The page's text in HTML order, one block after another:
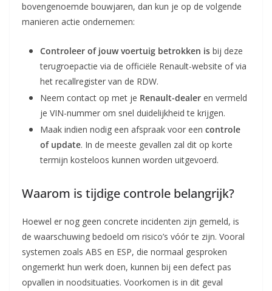
bovengenoemde bouwjaren, dan kun je op de volgende
manieren actie ondernemen:
Controleer of jouw voertuig betrokken is bij deze
terugroepactie via de officiële Renault-website of via
het recallregister van de RDW.
Neem contact op met je Renault-dealer en vermeld
je VIN-nummer om snel duidelijkheid te krijgen.
Maak indien nodig een afspraak voor een controle
of update. In de meeste gevallen zal dit op korte
termijn kosteloos kunnen worden uitgevoerd.
Waarom is tijdige controle belangrijk?
Hoewel er nog geen concrete incidenten zijn gemeld, is
de waarschuwing bedoeld om risico’s vóór te zijn. Vooral
systemen zoals ABS en ESP, die normaal gesproken
ongemerkt hun werk doen, kunnen bij een defect pas
opvallen in noodsituaties. Voorkomen is in dit geval